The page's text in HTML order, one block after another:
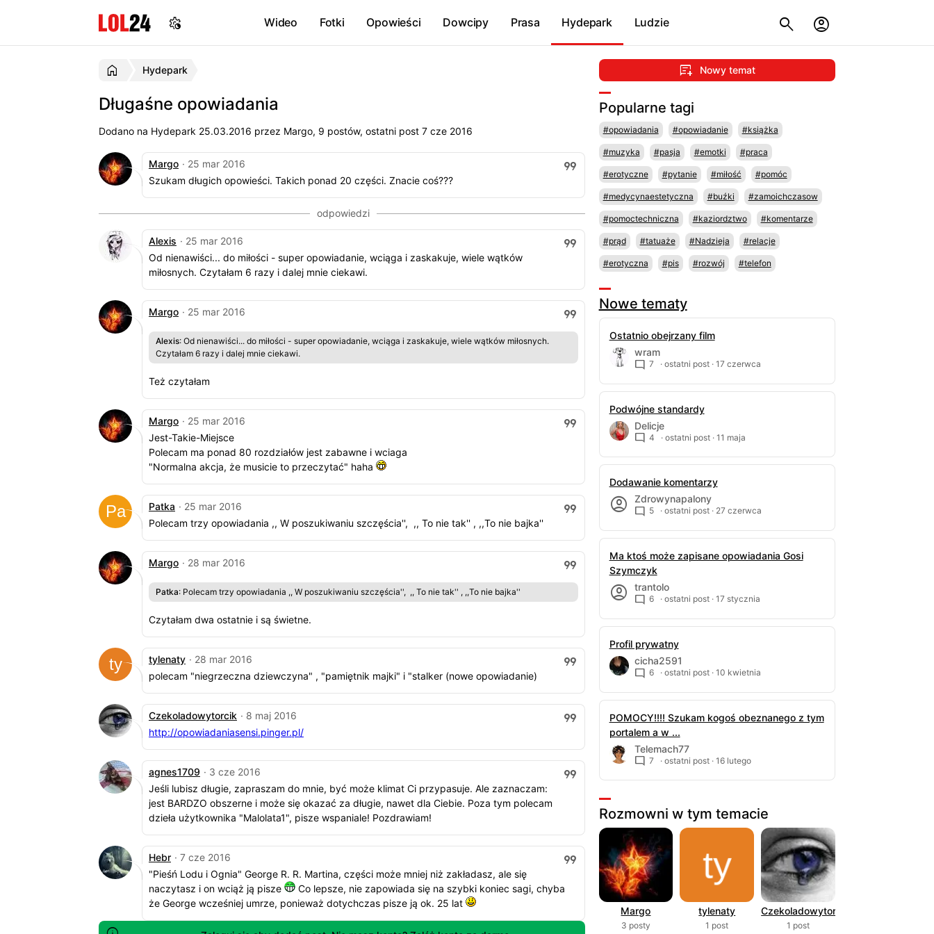
Wideo Fotki Opowieści Dowcipy Prasa Hydepark Ludzie
Hydepark
Długaśne opowiadania
Dodano na Hydepark 25.03.2016 przez Margo, 9 postów, ostatni post 7 cze 2016
Margo · 25 mar 2016
Szukam długich opowieści. Takich ponad 20 części. Znacie coś???
Alexis · 25 mar 2016
Od nienawiści... do miłości - super opowiadanie, wciąga i zaskakuje, wiele wątków
miłosnych. Czytałam 6 razy i dalej mnie ciekawi.
Margo · 25 mar 2016
Alexis: Od nienawiści... do miłości - super opowiadanie, wciąga i zaskakuje, wiele wątków miłosnych.
Czytałam 6 razy i dalej mnie ciekawi.
Też czytałam
Margo · 25 mar 2016
Jest-Takie-Miejsce
Polecam ma ponad 80 rozdziałów jest zabawne i wciaga
"Normalna akcja, że musicie to przeczytać" haha
Patka · 25 mar 2016
Polecam trzy opowiadania ,, W poszukiwaniu szczęścia'', ,, To nie tak'' , ,,To nie bajka''
Margo · 28 mar 2016
Patka: Polecam trzy opowiadania ,, W poszukiwaniu szczęścia'', ,, To nie tak'' , ,,To nie bajka''
Czytałam dwa ostatnie i są świetne.
tylenaty · 28 mar 2016
polecam "niegrzeczna dziewczyna" , "pamiętnik majki" i "stalker (nowe opowiadanie)
Czekoladowytorcik · 8 maj 2016
http://opowiadaniasensi.pinger.pl/
agnes1709 · 3 cze 2016
Jeśli lubisz długie, zapraszam do mnie, być może klimat Ci przypasuje. Ale zaznaczam:
jest BARDZO obszerne i może się okazać za długie, nawet dla Ciebie. Poza tym polecam
dzieła użytkownika "Malolata1", pisze wspaniale! Pozdrawiam!
Hebr · 7 cze 2016
"Pieśń Lodu i Ognia" George R. R. Martina, części może mniej niż zakładasz, ale się
naczytasz i on wciąż ją pisze
Co lepsze, nie zapowiada się na szybki koniec sagi, chyba
że George wcześniej umrze, ponieważ dotychczas pisze ją ok. 25 lat
Nowy temat
Popularne tagi
#opowiadania #opowiadanie #książka
#muzyka #pasja #emotki #praca
#erotyczne #pytanie #miłość #pomóc
#medycynaestetyczna #buźki #zamoichczasow
#pomoctechniczna #kaziordztwo #komentarze
#prąd #tatuaże #Nadzieja #relacje
#erotyczna #pis #rozwój #telefon
Nowe tematy
Ostatnio obejrzany film
wram
7 · ostatni post · 17 czerwca
Podwójne standardy
Delicje
4 · ostatni post · 11 maja
Dodawanie komentarzy
Zdrowynapalony
5 · ostatni post · 27 czerwca
Ma ktoś może zapisane opowiadania Gosi
Szymczyk
trantolo
6 · ostatni post · 17 stycznia
Profil prywatny
cicha2591
6 · ostatni post · 10 kwietnia
POMOCY!!!! Szukam kogoś obeznanego z tym
portalem a w ...
Telemach77
7 · ostatni post · 16 lutego
Rozmowni w tym temacie
Margo
3 posty
tylenaty
1 post
Czekoladowytorcik
1 post